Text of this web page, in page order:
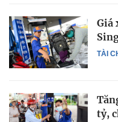
TÀI
Giá
tỷ,